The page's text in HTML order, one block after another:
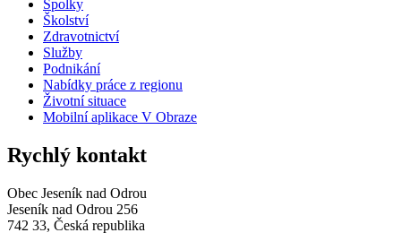
Spolky
Školství
Zdravotnictví
Služby
Podnikání
Nabídky práce z regionu
Životní situace
Mobilní aplikace V Obraze
Rychlý kontakt
Obec Jeseník nad Odrou
Jeseník nad Odrou 256
742 33, Česká republika